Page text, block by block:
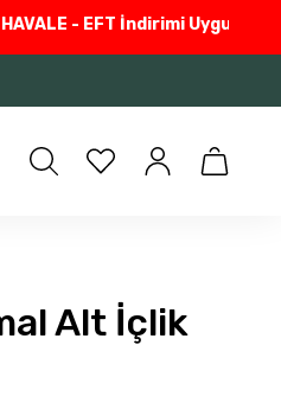
- EFT İndirimi Uyguluyoruz
Alt İçlik